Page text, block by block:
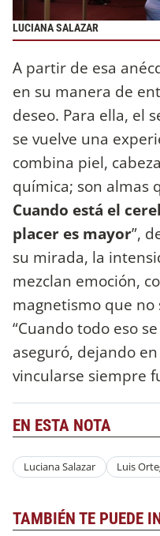
LUCIANA SALAZAR
A partir de esa
en su manera de
deseo. Para ella, el
se vuelve una
combina piel,
química; son almas
Cuando está el
placer es mayor”,
su mirada, la
mezclan emoción,
magnetismo que no
“Cuando todo eso
aseguró, dejando
vincularse siempre
EN ESTA NOTA
Luciana Salazar Luis
TAMBIÉN TE PUEDE